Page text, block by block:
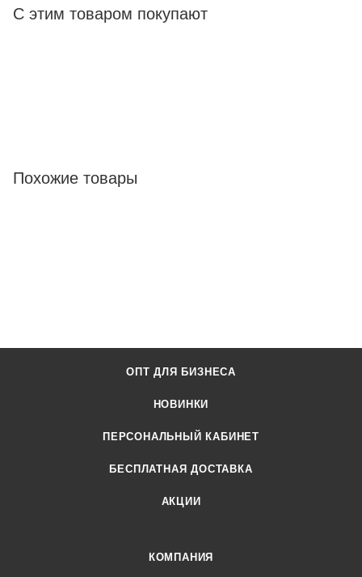
С этим товаром покупают
Похожие товары
ОПТ ДЛЯ БИЗНЕСА
НОВИНКИ
ПЕРСОНАЛЬНЫЙ КАБИНЕТ
БЕСПЛАТНАЯ ДОСТАВКА
АКЦИИ
КОМПАНИЯ